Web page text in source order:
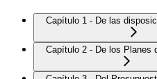
Capítulo 1 - De las
Capítulo 2 - De los Planes